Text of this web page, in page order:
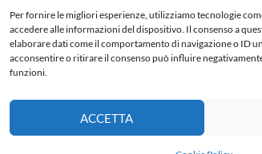
Per fornire le migliori esperienze, utilizziamo tecnologie
accedere alle informazioni del dispositivo. Il consenso a
elaborare dati come il comportamento di navigazione o ID
acconsentire o ritirare il consenso può influire
funzioni.
ACCETTA